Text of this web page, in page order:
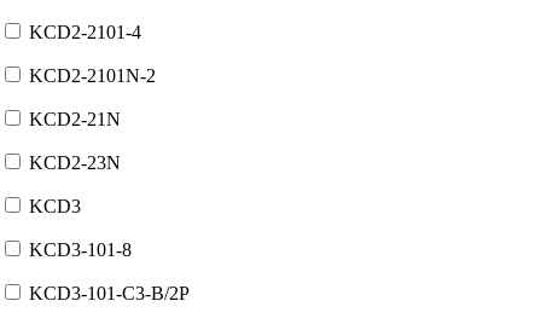
KCD2-2101-4
KCD2-2101N-2
KCD2-21N
KCD2-23N
KCD3
KCD3-101-8
KCD3-101-C3-B/2P